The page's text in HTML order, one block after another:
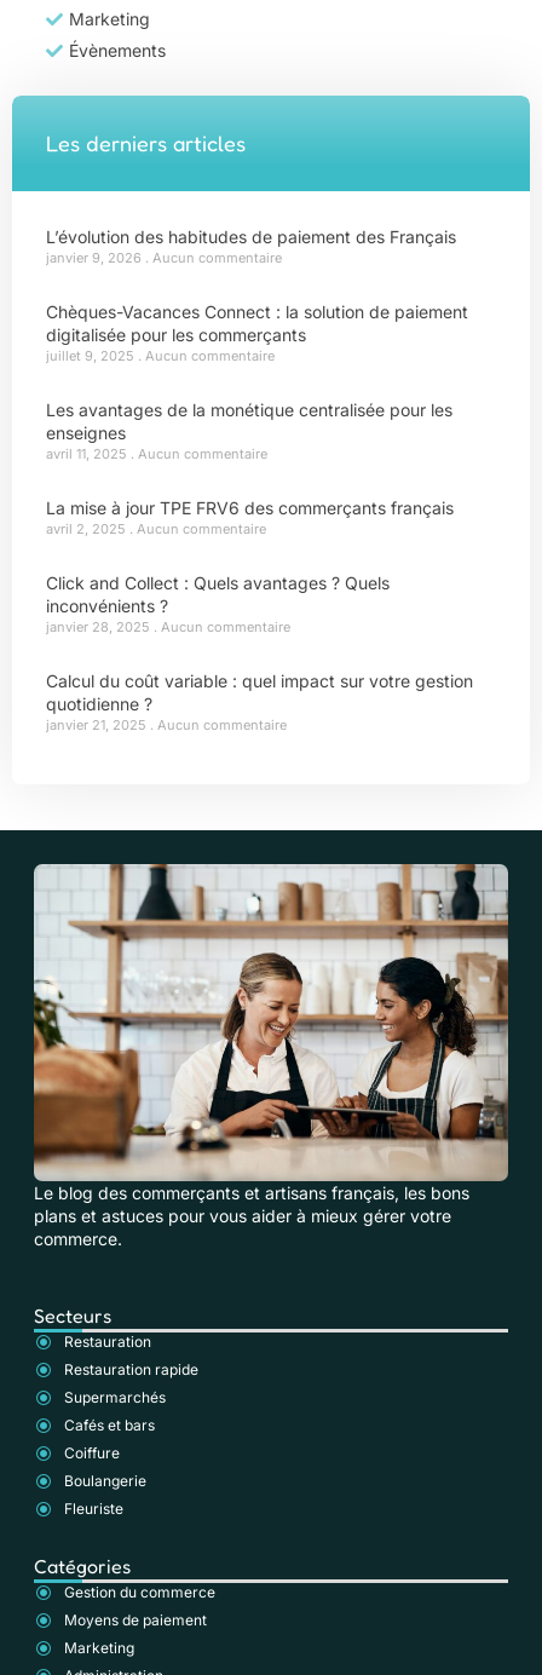
Marketing
Évènements
Les derniers articles
L’évolution des habitudes de paiement des Français
janvier 9, 2026 Aucun commentaire
Chèques-Vacances Connect : la solution de paiement
digitalisée pour les commerçants
juillet 9, 2025 Aucun commentaire
Les avantages de la monétique centralisée pour les
enseignes
avril 11, 2025 Aucun commentaire
La mise à jour TPE FRV6 des commerçants français
avril 2, 2025 Aucun commentaire
Click and Collect : Quels avantages ? Quels
inconvénients ?
janvier 28, 2025 Aucun commentaire
Calcul du coût variable : quel impact sur votre gestion
quotidienne ?
janvier 21, 2025 Aucun commentaire
Le blog des commerçants et artisans français, les bons
plans et astuces pour vous aider à mieux gérer votre
commerce.
Secteurs
Restauration
Restauration rapide
Supermarchés
Cafés et bars
Coiffure
Boulangerie
Fleuriste
Catégories
Gestion du commerce
Moyens de paiement
Marketing